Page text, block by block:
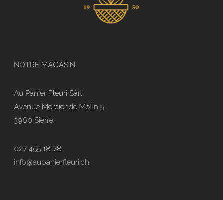
NOTRE MAGASIN
Au Panier Fleuri Sàrl
Avenue Mercier de Molin 5
3960 Sierre
027 455 18 78
info@aupanierfleuri.ch